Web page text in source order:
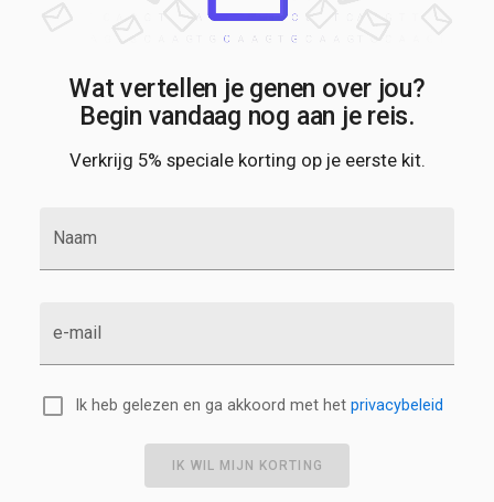
Wat vertellen je genen over jou?
Begin vandaag nog aan je reis.
Verkrijg 5% speciale korting op je eerste kit.
Naam
e-mail
Ik heb gelezen en ga akkoord met het privacybeleid
IK WIL MIJN KORTING